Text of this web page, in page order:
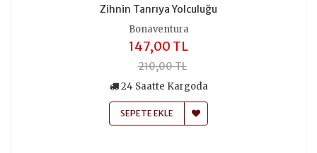
Zihnin Tanrıya Yolculuğu
Bonaventura
147,00 TL
210,00 TL
24 Saatte Kargoda
SEPETE EKLE